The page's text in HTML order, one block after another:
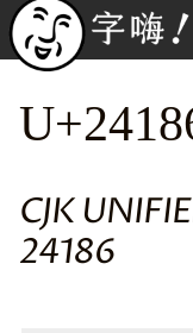
CJK
24186